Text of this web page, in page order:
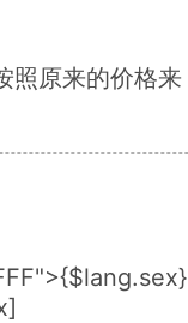
原来的价格